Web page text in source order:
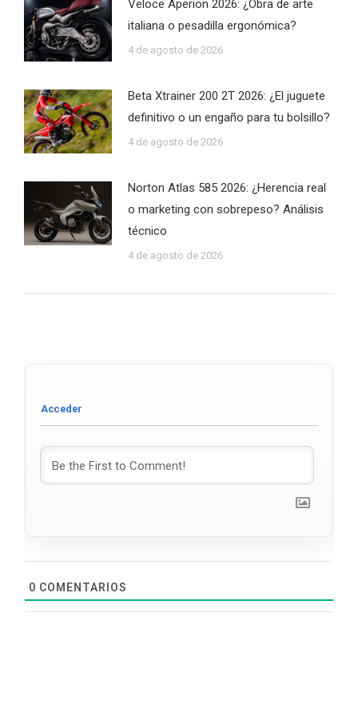
Veloce Aperion 2026: ¿Obra de arte
italiana o pesadilla ergonómica?
4 de agosto de 2026
Beta Xtrainer 200 2T 2026: ¿El juguete
definitivo o un engaño para tu bolsillo?
4 de agosto de 2026
Norton Atlas 585 2026: ¿Herencia real
o marketing con sobrepeso? Análisis
técnico
4 de agosto de 2026
0 COMENTARIOS